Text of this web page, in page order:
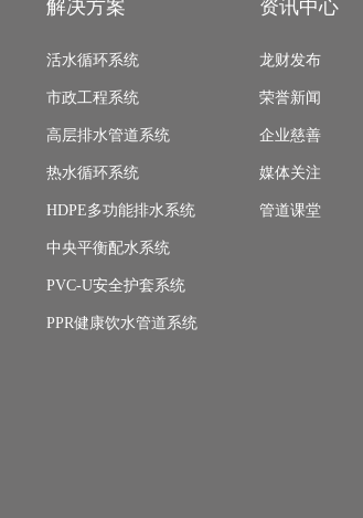
解决方案
活水循环系统
市政工程系统
高层排水管道系统
热水循环系统
HDPE多功能排水系统
中央平衡配水系统
PVC-U安全护套系统
PPR健康饮水管道系统
资讯中心
龙财发布
荣誉新闻
企业慈善
媒体关注
管道课堂